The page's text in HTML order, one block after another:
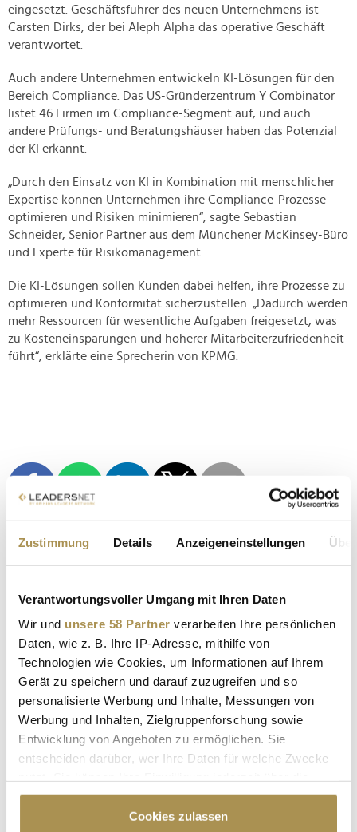
Zustimmung Details Anzeigeneinstellungen
Verantwortungsvoller Umgang mit Ihren Daten
Wir und unsere 58 Partner verarbeiten Ihre persönlichen
Daten, wie z. B. Ihre IP-Adresse, mithilfe von
Technologien wie Cookies, um Informationen auf Ihrem
Gerät zu speichern und darauf zuzugreifen und so
personalisierte Werbung und Inhalte, Messungen von
Werbung und Inhalten, Zielgruppenforschung sowie
Entwicklung von Angeboten zu ermöglichen. Sie
entscheiden darüber, wer Ihre Daten für welche Zwecke
Cookie-Erklärung oder durch Klicken auf das Privacy
Trigger Symbol ändern oder widerrufen
Cookies zulassen
eingesetzt. Geschäftsführer des neuen Unternehmens ist
Carsten Dirks, der bei Aleph Alpha das operative Geschäft
verantwortet.
Auch andere Unternehmen entwickeln KI-Lösungen für den
Bereich Compliance. Das US-Gründerzentrum Y Combinator
listet 46 Firmen im Compliance-Segment auf, und auch
andere Prüfungs- und Beratungshäuser haben das Potenzial
der KI erkannt.
„Durch den Einsatz von KI in Kombination mit menschlicher
Expertise können Unternehmen ihre Compliance-Prozesse
optimieren und Risiken minimieren“, sagte Sebastian
Schneider, Senior Partner aus dem Münchener McKinsey-Büro
und Experte für Risikomanagement.
Die KI-Lösungen sollen Kunden dabei helfen, ihre Prozesse zu
optimieren und Konformität sicherzustellen. „Dadurch werden
mehr Ressourcen für wesentliche Aufgaben freigesetzt, was
zu Kosteneinsparungen und höherer Mitarbeiterzufriedenheit
führt“, erklärte eine Sprecherin von KPMG.
ARTIFICAL INTELLIGENCE ALEPH ALPHA
Kommentar veröffentlichen
Autor:*